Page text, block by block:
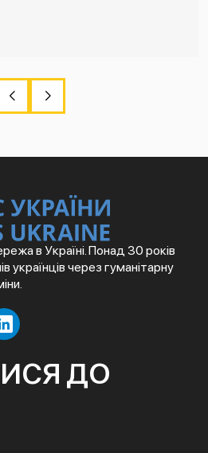
в Україні. Понад 30 років
українців через гуманітарну
ДО